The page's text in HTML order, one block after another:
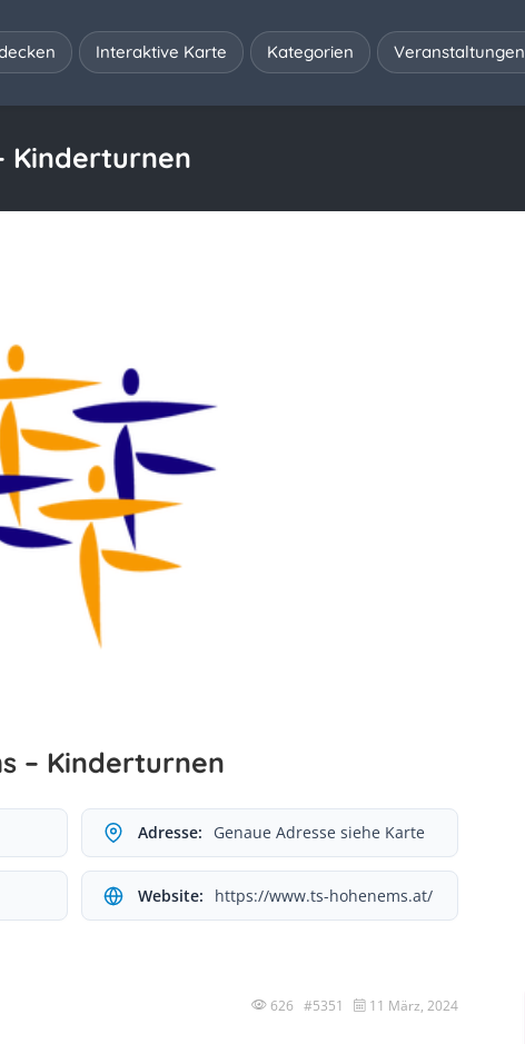
Interaktive Karte Kategorien Veranstaltungen
Kinderturnen
– Kinderturnen
Adresse: Genaue Adresse siehe Karte
Website: https://www.ts-hohenems.at/
626 #5351 11 März, 2024